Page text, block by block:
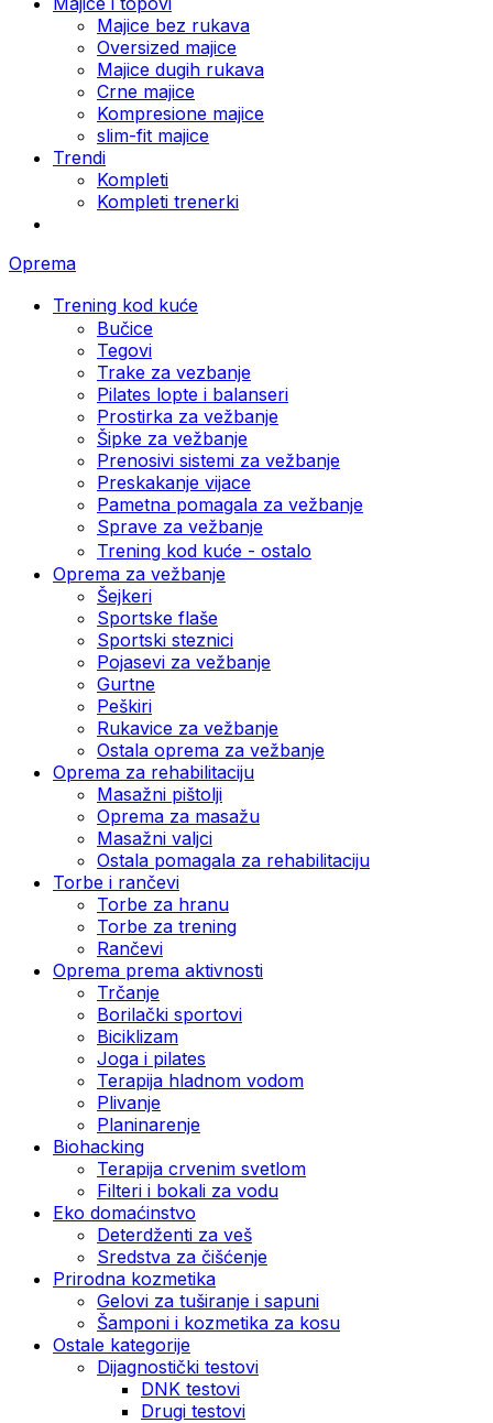
Majice bez rukava
Oversized majice
Majice dugih rukava
Crne majice
Kompresione majice
slim-fit majice
Trendi
Kompleti
Kompleti trenerki
Oprema
Trening kod kuće
Bučice
Tegovi
Trake za vezbanje
Pilates lopte i balanseri
Prostirka za vežbanje
Šipke za vežbanje
Prenosivi sistemi za vežbanje
Preskakanje vijace
Pametna pomagala za vežbanje
Sprave za vežbanje
Trening kod kuće - ostalo
Oprema za vežbanje
Šejkeri
Sportske flaše
Sportski steznici
Pojasevi za vežbanje
Gurtne
Peškiri
Rukavice za vežbanje
Ostala oprema za vežbanje
Oprema za rehabilitaciju
Masažni pištolji
Oprema za masažu
Masažni valjci
Ostala pomagala za rehabilitaciju
Torbe i rančevi
Torbe za hranu
Torbe za trening
Rančevi
Oprema prema aktivnosti
Trčanje
Borilački sportovi
Biciklizam
Joga i pilates
Terapija hladnom vodom
Plivanje
Planinarenje
Biohacking
Terapija crvenim svetlom
Filteri i bokali za vodu
Eko domaćinstvo
Deterdženti za veš
Sredstva za čišćenje
Prirodna kozmetika
Gelovi za tuširanje i sapuni
Šamponi i kozmetika za kosu
Ostale kategorije
Dijagnostički testovi
DNK testovi
Drugi testovi